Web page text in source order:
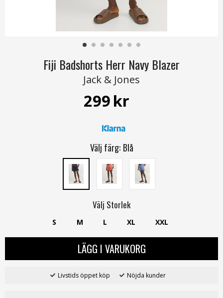
Fiji Badshorts Herr Navy Blazer
Jack & Jones
299kr
Välj färg: Blå
Välj Storlek
S M L XL XXL
LÄGG I VARUKORG
Livstids öppet köp Nöjda kunder